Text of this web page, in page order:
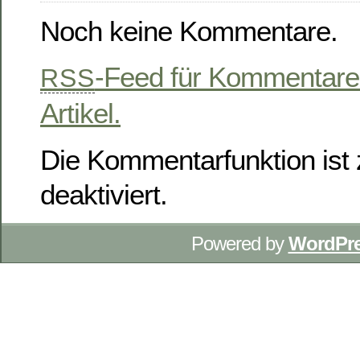
Noch keine Kommentare.
RSS-Feed für
Artikel.
Die Kommentarfunktion ist
deaktiviert.
Powered by